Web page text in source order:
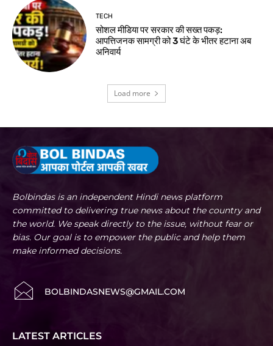
TECH
सोशल मीडिया पर सरकार की सख्त पकड़:
आपत्तिजनक सामग्री को 3 घंटे के भीतर हटाना अब
अनिवार्य
Load more
Bolbindas is an independent Hindi news platform
committed to delivering true news about the country and
the world. We speak directly to the issue, without fear or
bias. Our goal is to empower the public and help them
make informed decisions.
BOLBINDASNEWS@GMAIL.COM
LATEST ARTICLES